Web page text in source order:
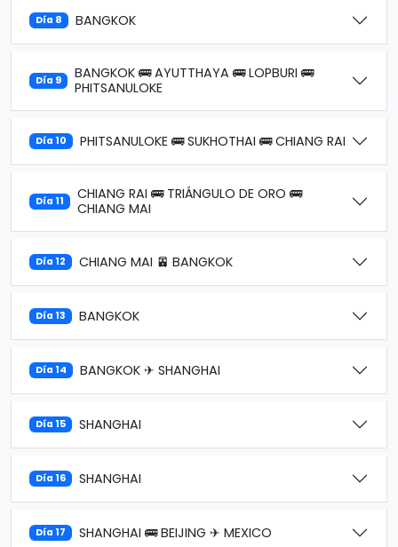
Día 8 BANGKOK
Día 9
BANGKOK 🚌 AYUTTHAYA 🚌 LOPBURI 🚌
PHITSANULOKE
Día 10 PHITSANULOKE 🚌 SUKHOTHAI 🚌 CHIANG RAI
Día 11
CHIANG RAI 🚌 TRIÁNGULO DE ORO 🚌
CHIANG MAI
Día 12 CHIANG MAI 🚈 BANGKOK
Día 13 BANGKOK
Día 14 BANGKOK ✈ SHANGHAI
Día 15 SHANGHAI
Día 16 SHANGHAI
Día 17 SHANGHAI 🚌 BEIJING ✈ MEXICO